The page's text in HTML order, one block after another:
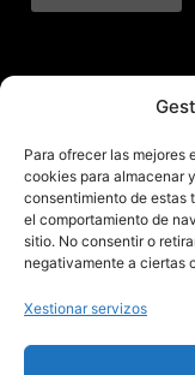
Para ofrecer las mejores
cookies para almacenar
consentimiento de estas
el comportamiento de
sitio. No consentir o
negativamente a ciertas
Xestionar servizos
Mantente
actividades do
recibe no teu